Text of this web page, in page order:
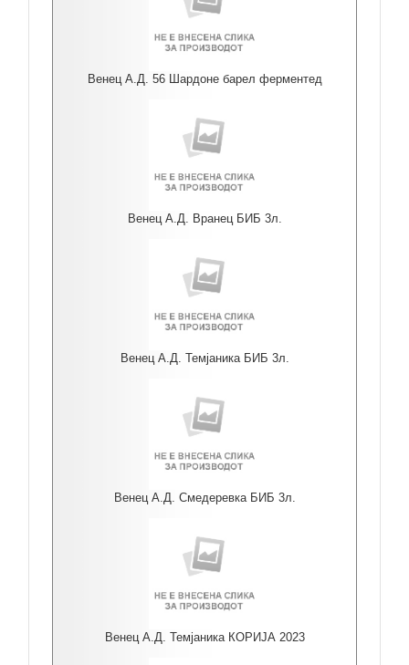
Венец А.Д. 56 Шардоне барел ферментед
Венец А.Д. Вранец БИБ 3л.
Венец А.Д. Темјаника БИБ 3л.
Венец А.Д. Смедеревка БИБ 3л.
Венец А.Д. Темјаника КОРИЈА 2023